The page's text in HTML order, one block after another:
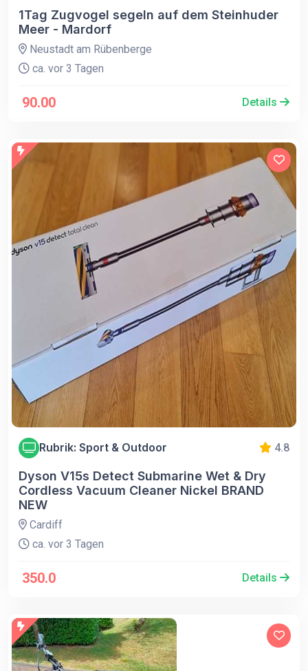
1Tag Zugvogel segeln auf dem Steinhuder
Meer - Mardorf
Neustadt am Rübenberge
ca. vor 3 Tagen
90.00 Details
Rubrik: Sport & Outdoor 4.8
Dyson V15s Detect Submarine Wet & Dry
Cordless Vacuum Cleaner Nickel BRAND
NEW
Cardiff
ca. vor 3 Tagen
350.0 Details